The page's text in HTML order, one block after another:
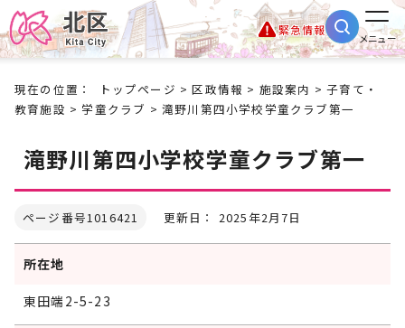
緊急情報
メニュー
現在の位置： トップページ >区政情報 > 施設案内 >子育て・
教育施設 > 学童クラブ > 滝野川第四小学校学童クラブ第一
滝野川第四小学校学童クラブ第一
ページ番号1016421 更新日： 2025年2月7日
所在地
東田端2-5-23